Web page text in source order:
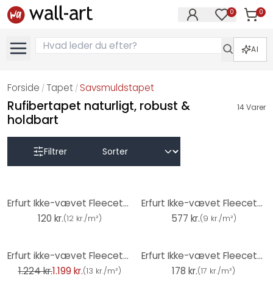
0 0
Varer
AI
Forside / Tapet / Savsmuldstapet
Rufibertapet naturligt, robust &
holdbart
14Varer
Filtrer
Erfurt Ikke-vævet Fleecetapet - Classico
120 kr.(12 kr./m²)
Erfurt Ikke-vævet Fleecetapet Karton med 6 ruller - Classico
577 kr.(9 kr./m²)
Erfurt ikke-vævet Fleecetapet Karton med 12 ruller - Romantic hvid
1.224 kr.1.199 kr.(13 kr./m²)
Erfurt Ikke-vævet Fleecetapet - Avantgarde
178 kr.(17 kr./m²)